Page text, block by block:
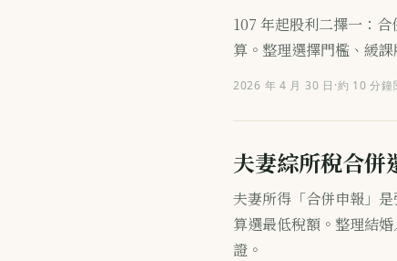
107 年起股利二擇一：
算。整理選擇門檻、緩
2026 年 4 月 30 日 ·約 10 分鐘
夫妻綜所稅合併
夫妻所得「合併申報」
算選最低稅額。整理結
證。